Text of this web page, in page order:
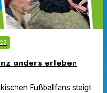
anders erleben
Fußballfans steigt: